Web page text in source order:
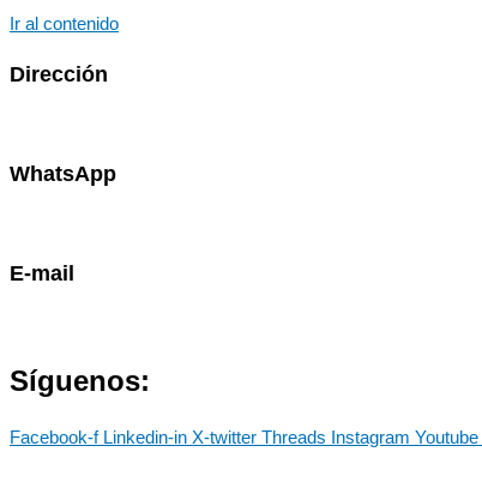
Ir al contenido
Dirección
WhatsApp
E-mail
Síguenos:
Facebook-f Linkedin-in X-twitter Threads Instagram Youtube